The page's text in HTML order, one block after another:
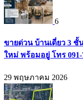
6
ขายด่วน บ้านเดี่ยว 3 ชั้
ใหม่ พร้อมอยู่ โทร 091-
29 พฤษภาคม 2026